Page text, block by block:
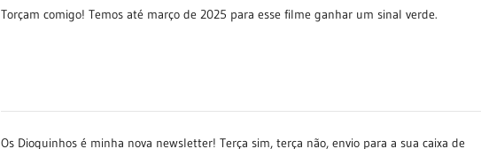
Torçam comigo! Temos até março de 2025 para esse filme ganhar um sinal verde.
Os Dioguinhos é minha nova newsletter! Terça sim, terça não, envio para a sua caixa de